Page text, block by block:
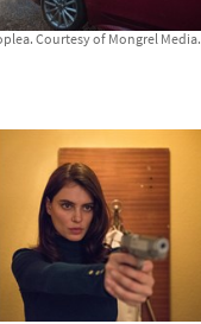
Courtesy of Mongrel Media.